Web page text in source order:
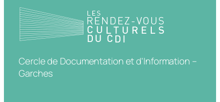
Cercle de Documentation et d'Information –
Garches